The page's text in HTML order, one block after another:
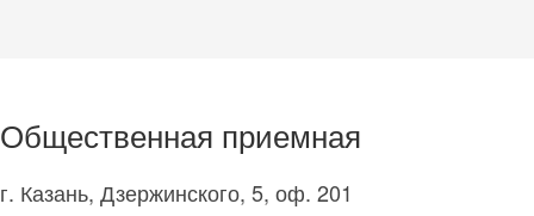
Общественная приемная
г. Казань, Дзержинского, 5, оф. 201